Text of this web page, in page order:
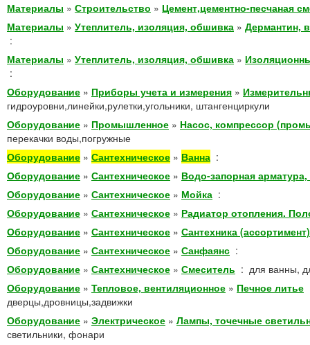
Материалы » Строительство » Цемент,цементно-песчаная
Материалы » Утеплитель, изоляция, обшивка » Дермантин,
:
Материалы » Утеплитель, изоляция, обшивка »
:
Оборудование » Приборы учета и измерения »
гидроуровни,линейки,рулетки,угольники, штангенциркули
Оборудование » Промышленное » Насос, компрессор
перекачки воды,погружные
Оборудование » Сантехническое » Ванна :
Оборудование » Сантехническое » Водо-запорная
Оборудование » Сантехническое » Мойка :
Оборудование » Сантехническое » Радиатор отопления.
Оборудование » Сантехническое » Сантехника (ассортимент)
Оборудование » Сантехническое » Санфаянс :
Оборудование » Сантехническое » Смеситель : для ванны,
Оборудование » Тепловое, вентиляционное » Печное литье
дверцы,дровницы,задвижки
Оборудование » Электрическое » Лампы, точечные
светильники, фонари